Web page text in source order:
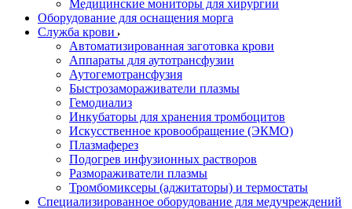
Медицинские мониторы для хирургии
Оборудование для оснащения морга
Служба крови
Автоматизированная заготовка крови
Аппараты для аутотрансфузии
Аутогемотрансфузия
Быстрозамораживатели плазмы
Гемодиализ
Инкубаторы для хранения тромбоцитов
Искусственное кровообращение (ЭКМО)
Плазмаферез
Подогрев инфузионных растворов
Размораживатели плазмы
Тромбомиксеры (аджитаторы) и термостаты
Специализированное оборудование для медучреждений